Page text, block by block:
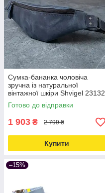
Сумка-бананка чоловіча
зручна із натуральної
вінтажної шкіри Shvigel 23132
синя Love&Life -online-
multimarket-
Готово до відправки
1 903 ₴ 2 799 ₴
Купити
–15%